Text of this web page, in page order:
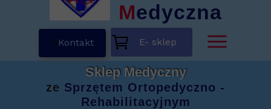
Kontakt
Medyczna
Sklep Medyczny
ze Sprzętem Ortopedyczno -
Rehabilitacyjnym
E- sklep